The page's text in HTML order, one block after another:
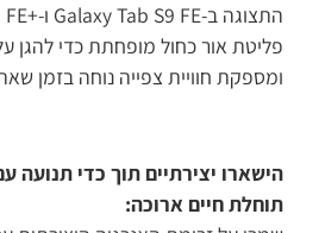
אור כחול מופחתת כדי להגן על
חוויית צפייה נוחה בזמן שאתם
יצירתיים תוך כדי תנועה עם
חיים ארוכה: